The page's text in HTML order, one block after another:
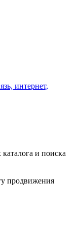
интернет,
и поиска
продвижения